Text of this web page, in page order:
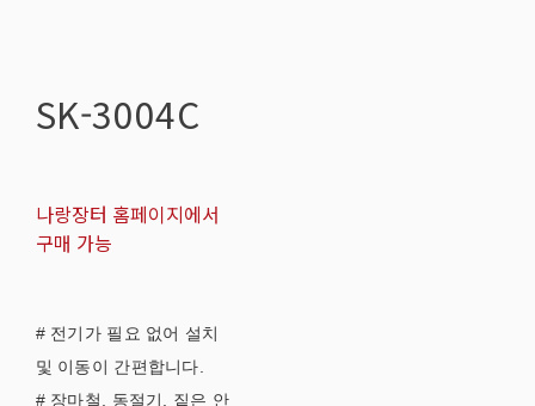
SK-3004C
나랑장터 홈페이지에서
구매 가능
# 전기가 필요 없어 설치
및 이동이 간편합니다.
# 장마철, 동절기, 짙은 안